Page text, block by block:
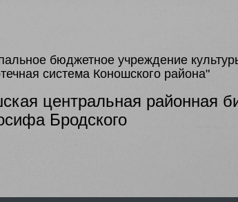
бюджетное учреждение
система Коношского района"
центральная районная
Бродского